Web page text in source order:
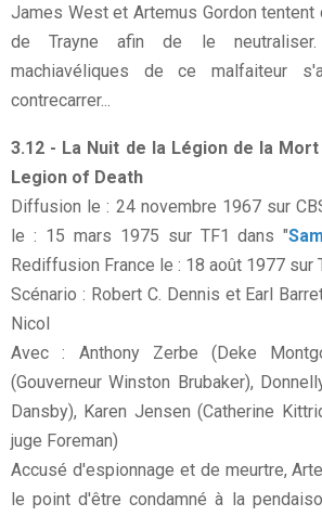
James West et Artemus Gordon tentent
de Trayne afin de le
machiavéliques de ce malfaiteur
contrecarrer...
3.12 - La Nuit de la Légion de la
Legion of Death
Diffusion le : 24 novembre 1967 sur
le : 15 mars 1975 sur TF1 dans "
Rediffusion France le : 18 août 1977 sur
Scénario : Robert C. Dennis et Earl
Nicol
Avec : Anthony Zerbe (Deke
(Gouverneur Winston Brubaker),
Dansby), Karen Jensen (Catherine
juge Foreman)
Accusé d'espionnage et de meurtre,
le point d'être condamné à la